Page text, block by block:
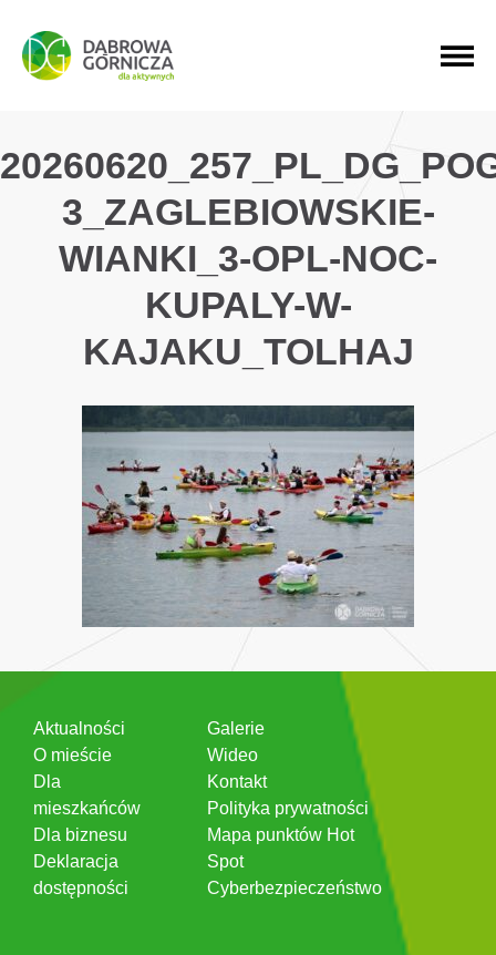
PRZEJDŹ DO MENU GŁÓWNEGO
PRZEJDŹ DO WYSZUKIWARKI
PRZEJDŹ DO TREŚCI
3_ZAGLEBIOWSKIE-
WIANKI_3-OPL-NOC-
KUPALY-W-
KAJAKU_TOLHAJ
Aktualności
O mieście
Dla
mieszkańców
Dla biznesu
Deklaracja
dostępności
Galerie
Wideo
Kontakt
Polityka prywatności
Mapa punktów Hot
Spot
Cyberbezpieczeństwo